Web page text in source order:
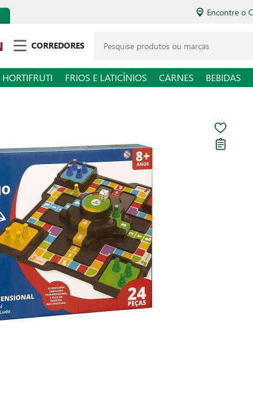
Encontre o Clique&Retire
CORREDORES
HORTIFRUTI FRIOS E LATICÍNIOS CARNES BEBIDAS